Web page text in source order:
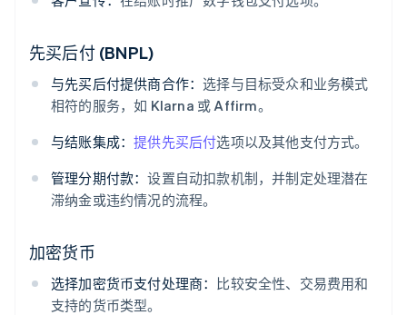
先买后付 (BNPL)
与先买后付提供商合作：选择与目标受众和业务模式
相符的服务，如 Klarna 或 Affirm。
与结账集成：提供先买后付选项以及其他支付方式。
管理分期付款：设置自动扣款机制，并制定处理潜在
滞纳金或违约情况的流程。
加密货币
选择加密货币支付处理商： 比较安全性、交易费用和
支持的货币类型。